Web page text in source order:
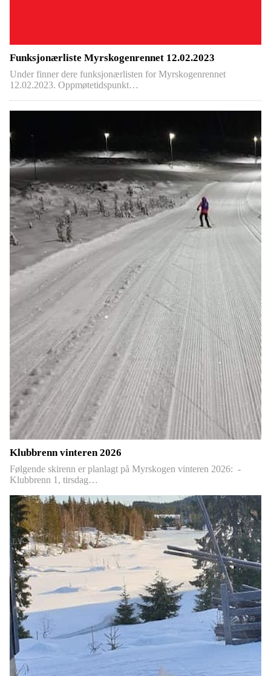
Funksjonærliste Myrskogenrennet 12.02.2023
Under finner dere funksjonærlisten for Myrskogenrennet
12.02.2023. Oppmøtetidspunkt…
Klubbrenn vinteren 2026
Følgende skirenn er planlagt på Myrskogen vinteren 2026: -
Klubbrenn 1, tirsdag…